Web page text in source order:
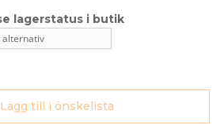
Lägg till i önskelista